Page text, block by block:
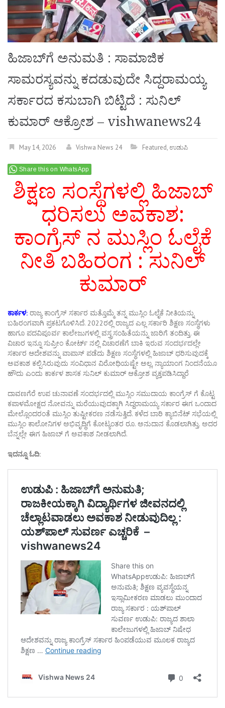
ಹಿಜಾಬ್‌ಗೆ ಅನುಮತಿ : ಸಾಮಾಜಿಕ
ಸಾಮರಸ್ಯವನ್ನು ಕದಡುವುದೇ ಸಿದ್ದರಾಮಯ್ಯ
ಸರ್ಕಾರದ ಕಸುಬಾಗಿ ಬಿಟ್ಟಿದೆ : ಸುನಿಲ್
ಕುಮಾರ್ ಆಕ್ರೋಶ – vishwanews24
May 14, 2026 Vishwa News 24 Featured,ಉಡುಪಿ
Share this on WhatsApp
ಶಿಕ್ಷಣ ಸಂಸ್ಥೆಗಳಲ್ಲಿ ಹಿಜಾಬ್
ಧರಿಸಲು ಅವಕಾಶ:
ಕಾಂಗ್ರೆಸ್ ನ ಮುಸ್ಲಿಂ ಓಲೈಕೆ
ನೀತಿ ಬಹಿರಂಗ : ಸುನಿಲ್
ಕುಮಾರ್
ಕಾರ್ಕಳ: ರಾಜ್ಯ ಕಾಂಗ್ರೆಸ್ ಸರ್ಕಾರ ಮತ್ತೊಮ್ಮೆ ತನ್ನ ಮುಸ್ಲಿಂ ಓಲೈಕೆ ನೀತಿಯನ್ನು
ಬಹಿರಂಗವಾಗಿ ಪ್ರಕಟಗೊಳಿಸಿದೆ. 2022ರಲ್ಲಿ ರಾಜ್ಯದ ಎಲ್ಲ ಸರ್ಕಾರಿ ಶಿಕ್ಷಣ ಸಂಸ್ಥೆಗಳು
ಹಾಗೂ ಪದವಿಪೂರ್ವ ಕಾಲೇಜುಗಳಲ್ಲಿ ವಸ್ತ್ರಸಂಹಿತೆಯನ್ನು ಜಾರಿಗೆ ತಂದಿತ್ತು. ಈ
ವಿಚಾರ ಇನ್ನೂ ಸುಪ್ರೀಂ ಕೋರ್ಟ್ ನಲ್ಲಿ ವಿಚಾರಣೆಗೆ ಬಾಕಿ ಇರುವ ಸಂದರ್ಭದಲ್ಲೇ
ಸರ್ಕಾರ ಆದೇಶವನ್ನು ವಾಪಾಸ್ ಪಡೆದು ಶಿಕ್ಷಣ ಸಂಸ್ಥೆಗಳಲ್ಲಿ ಹಿಜಾಬ್ ಧರಿಸುವುದಕ್ಕೆ
ಅವಕಾಶ ಕಲ್ಪಿಸಿರುವುದು ಸಂವಿಧಾನ ವಿರೋಧಿಯಷ್ಟೇ ಅಲ್ಲ, ನ್ಯಾಯಾಂಗ ನಿಂದನೆಯೂ
ಹೌದು ಎಂದು ಕಾರ್ಕಳ ಶಾಸಕ ಸುನಿಲ್ ಕುಮಾರ್ ಆಕ್ರೋಶ ವ್ಯಕ್ತಪಡಿಸಿದ್ದಾರೆ
ದಾವಣಗೆರೆ ಉಪ ಚುನಾವಣೆ ಸಂದರ್ಭದಲ್ಲಿ ಮುಸ್ಲಿಂ ಸಮುದಾಯ ಕಾಂಗ್ರೆಸ್ ಗೆ ಕೊಟ್ಟ
ಕಪಾಳಮೋಕ್ಷದ ನೋವನ್ನು ಮರೆಯುವುದಕ್ಕಾಗಿ ಸಿದ್ದರಾಮಯ್ಯ ಸರ್ಕಾರ ಈಗ ಒಂದಾದ
ಮೇಲ್ಲೊಂದರಂತೆ ಮುಸ್ಲಿಂ ತುಷ್ಟೀಕರಣ ನಡೆಸುತ್ತಿದೆ. ಕಳೆದ ಬಾರಿ ಕ್ಯಾಬಿನೆಟ್ ಸಭೆಯಲ್ಲಿ
ಮುಸ್ಲಿಂ ಕಾಲೋನಿಗಳ ಅಭಿವೃದ್ಧಿಗೆ ಕೋಟ್ಯಂತರ ರೂ. ಅನುದಾನ ಕೊಡಲಾಗಿತ್ತು. ಅದರ
ಬೆನ್ನಲ್ಲೇ ಈಗ ಹಿಜಾಬ್ ಗೆ ಅವಕಾಶ ನೀಡಲಾಗಿದೆ.
ಇದನ್ನೂ ಓದಿ: